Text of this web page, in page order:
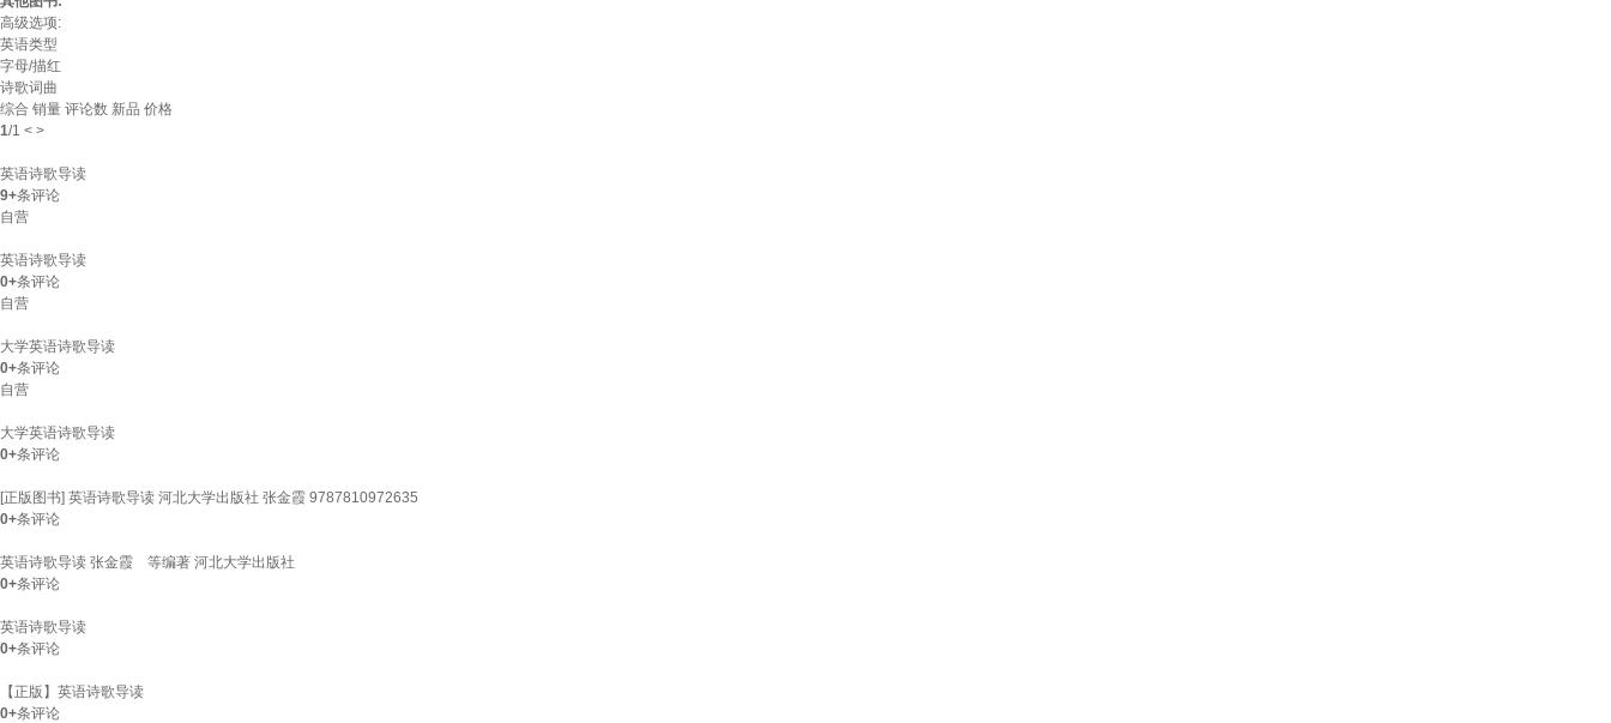
高级选项:
英语类型
字母/描红
诗歌词曲
综合 销量 评论数 新品 价格
1/1 < >
英语诗歌导读
9+条评论
自营
英语诗歌导读
0+条评论
自营
大学英语诗歌导读
0+条评论
自营
大学英语诗歌导读
0+条评论
[正版图书] 英语诗歌导读 河北大学出版社 张金霞 9787810972635
0+条评论
英语诗歌导读 张金霞 等编著 河北大学出版社
0+条评论
英语诗歌导读
0+条评论
【正版】英语诗歌导读
0+条评论